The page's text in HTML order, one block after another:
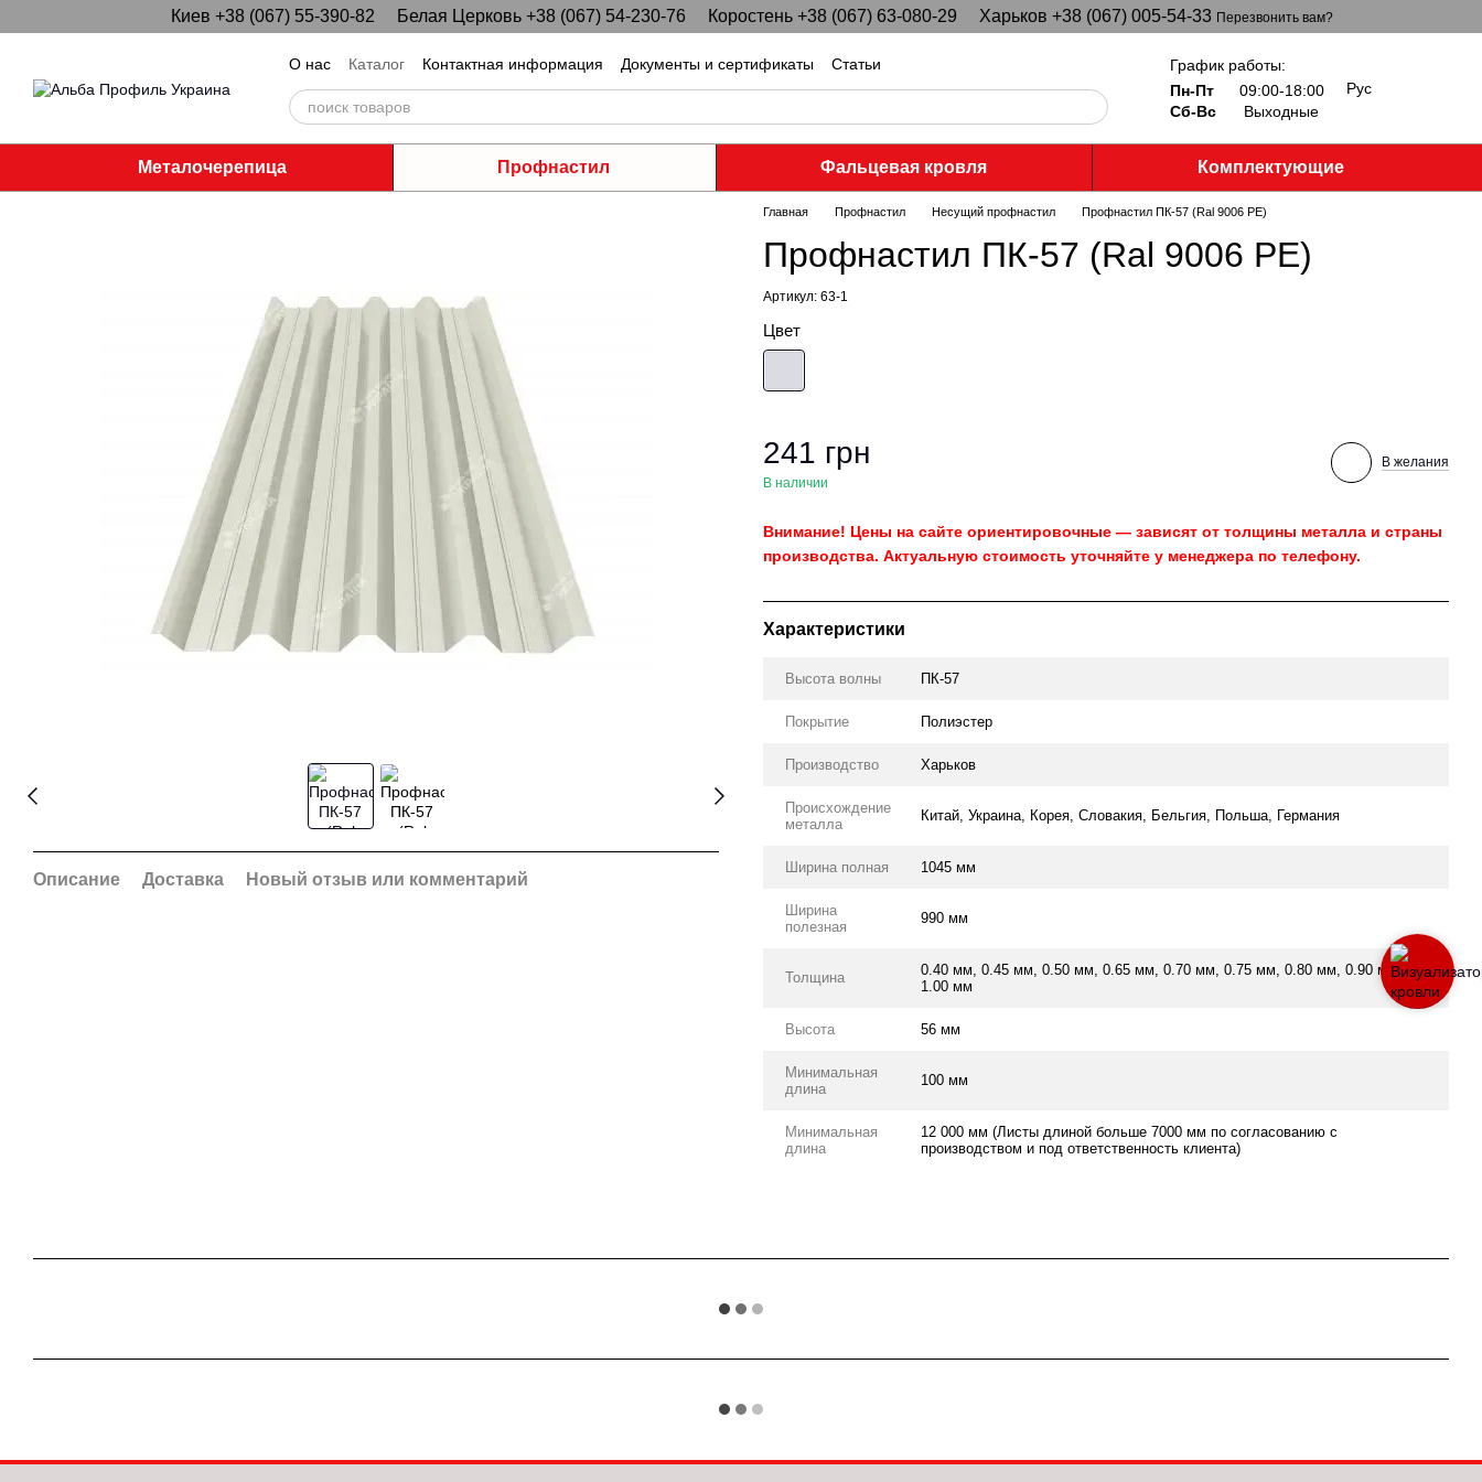
Перейти к основному контентуКиев +38 (067) 55-390-82 Белая Церковь +38 (067) 54-230-76 Коростень +38 (067) 63-080-29 Харьков +38 (067) 005-54-33 Перезвонить вам?
О нас Каталог Контактная информация Документы и сертификаты Статьи
График работы:
Пн-Пт
09:00-18:00
Сб-Вс
Выходные
Рус
Металочерепица Профнастил Фальцевая кровля Комплектующие
Описание Доставка Новый отзыв или комментарий
Главная Профнастил Несущий профнастил Профнастил ПК-57 (Ral 9006 PE)
Профнастил ПК-57 (Ral 9006 PE)
Артикул: 63-1
Цвет
241 грн
В наличии
В желания
Внимание! Цены на сайте ориентировочные — зависят от толщины металла и страны
производства. Актуальную стоимость уточняйте у менеджера по телефону.
Характеристики
Высота волны ПК-57
Покрытие Полиэстер
Производство Харьков
Происхождение
металла
Китай, Украина, Корея, Словакия, Бельгия, Польша, Германия
Ширина полная 1045 мм
Ширина
полезная
990 мм
Толщина
0.40 мм, 0.45 мм, 0.50 мм, 0.65 мм, 0.70 мм, 0.75 мм, 0.80 мм, 0.90 мм,
1.00 мм
Высота 56 мм
Минимальная
длина
100 мм
Минимальная
длина
12 000 мм (Листы длиной больше 7000 мм по согласованию с
производством и под ответственность клиента)